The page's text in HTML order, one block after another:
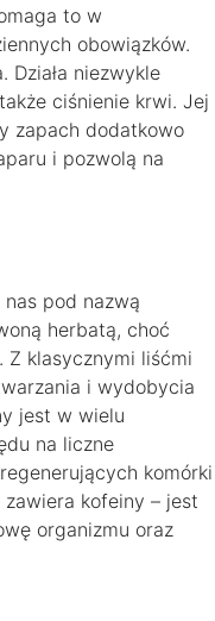
to w
obowiązków.
Działa niezwykle
ciśnienie krwi. Jej
zapach dodatkowo
i pozwolą na
pod nazwą
herbatą, choć
klasycznymi liśćmi
i wydobycia
jest w wielu
na liczne
komórki
kofeiny – jest
organizmu oraz